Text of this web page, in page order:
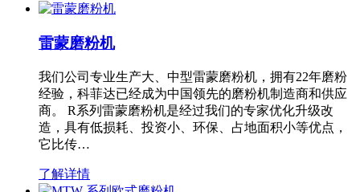
雷蒙磨粉机
我们公司专业生产大、中型雷蒙磨粉机，拥有22年磨粉
经验，科菲达已经成为中国领先的磨粉机制造商和供应
商。 R系列雷蒙磨粉机是经过我们的专家优化升级改
造，具有低损耗、投资小、环保、占地面积小等优点，
它比传…
了解详情